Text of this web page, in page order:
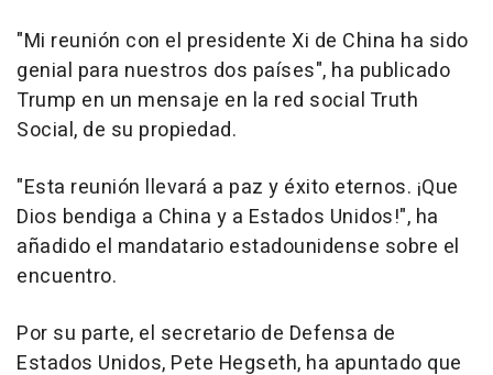
"Mi reunión con el presidente Xi de China ha sido
genial para nuestros dos países", ha publicado
Trump en un mensaje en la red social Truth
Social, de su propiedad.
"Esta reunión llevará a paz y éxito eternos. ¡Que
Dios bendiga a China y a Estados Unidos!", ha
añadido el mandatario estadounidense sobre el
encuentro.
Por su parte, el secretario de Defensa de
Estados Unidos, Pete Hegseth, ha apuntado que